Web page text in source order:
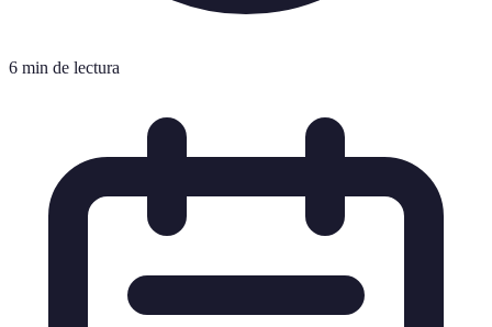
6 min de lectura